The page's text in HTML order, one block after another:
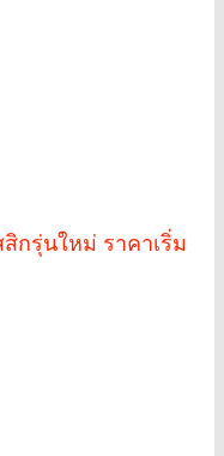
กรุ่นใหม่ ราคาเริ่ม